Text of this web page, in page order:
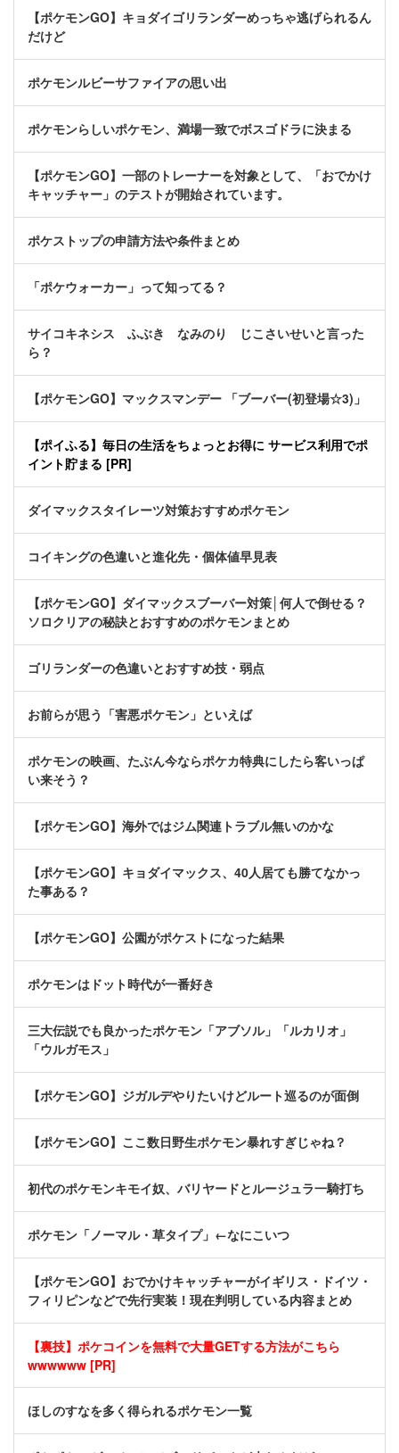
【ポケモンGO】キョダイゴリランダーめっちゃ逃げられるん
だけど
ポケモンルビーサファイアの思い出
ポケモンらしいポケモン、満場一致でボスゴドラに決まる
【ポケモンGO】一部のトレーナーを対象として、「おでかけ
キャッチャー」のテストが開始されています。
ポケストップの申請方法や条件まとめ
「ポケウォーカー」って知ってる？
サイコキネシス ふぶき なみのり じこさいせいと言った
ら？
【ポケモンGO】マックスマンデー 「ブーバー(初登場☆3)」
【ポイふる】毎日の生活をちょっとお得に サービス利用でポ
イント貯まる [PR]
ダイマックスタイレーツ対策おすすめポケモン
コイキングの色違いと進化先・個体値早見表
【ポケモンGO】ダイマックスブーバー対策│何人で倒せる？
ソロクリアの秘訣とおすすめのポケモンまとめ
ゴリランダーの色違いとおすすめ技・弱点
お前らが思う「害悪ポケモン」といえば
ポケモンの映画、たぶん今ならポケカ特典にしたら客いっぱ
い来そう？
【ポケモンGO】海外ではジム関連トラブル無いのかな
【ポケモンGO】キョダイマックス、40人居ても勝てなかっ
た事ある？
【ポケモンGO】公園がポケストになった結果
ポケモンはドット時代が一番好き
三大伝説でも良かったポケモン「アブソル」「ルカリオ」
「ウルガモス」
【ポケモンGO】ジガルデやりたいけどルート巡るのが面倒
【ポケモンGO】ここ数日野生ポケモン暴れすぎじゃね？
初代のポケモンキモイ奴、バリヤードとルージュラ一騎打ち
ポケモン「ノーマル・草タイプ」←なにこいつ
【ポケモンGO】おでかけキャッチャーがイギリス・ドイツ・
フィリピンなどで先行実装！現在判明している内容まとめ
【裏技】ポケコインを無料で大量GETする方法がこちら
wwwwww [PR]
ほしのすなを多く得られるポケモン一覧